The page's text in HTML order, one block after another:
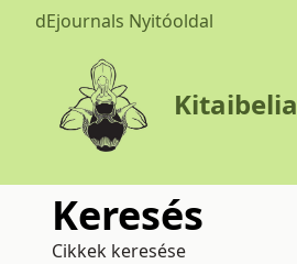
dEjournals Nyitóoldal
Kitaibelia
Keresés
Cikkek keresése